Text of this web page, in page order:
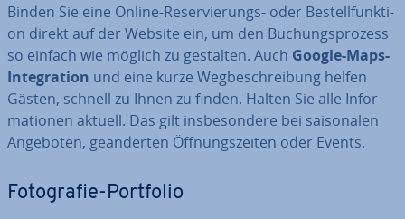
Binden Sie eine Online-Re­ser­vie­rungs- oder Be­stell­funk­ti­
on direkt auf der Website ein, um den Bu­chungs­pro­zess
so einfach wie möglich zu gestalten. Auch Google-Maps-
In­te­gra­ti­on und eine kurze Weg­be­schrei­bung helfen
Gästen, schnell zu Ihnen zu finden. Halten Sie alle In­for­
ma­tio­nen aktuell. Das gilt ins­be­son­de­re bei sai­so­na­len
Angeboten, ge­än­der­ten Öff­nungs­zei­ten oder Events.
Fo­to­gra­fie-Portfolio